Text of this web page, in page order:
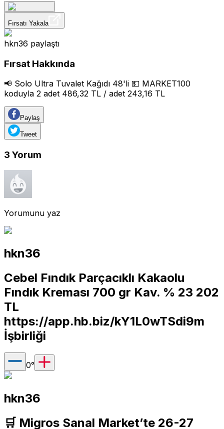
Fırsatı Yakala
hkn36 paylaştı
Fırsat Hakkında
📢 Solo Ultra Tuvalet Kağıdı 48'li 💵 MARKET100
koduyla 2 adet 486,32 TL / adet 243,16 TL
Paylaş
Tweet
3 Yorum
Yorumunu yaz
hkn36
Cebel Fındık Parçacıklı Kakaolu
Fındık Kreması 700 gr Kav. % 23 202
TL
https://app.hb.biz/kY1L0wTSdi9m
İşbirliği
0°
hkn36
🛒 Migros Sanal Market’te 26-27